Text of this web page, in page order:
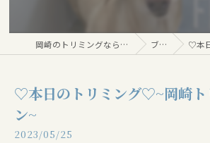
岡崎のトリミングならDog salon Floor ブログ ♡本日の
♡本日のトリミング♡⁠~岡崎ト
ン~
2023/05/25